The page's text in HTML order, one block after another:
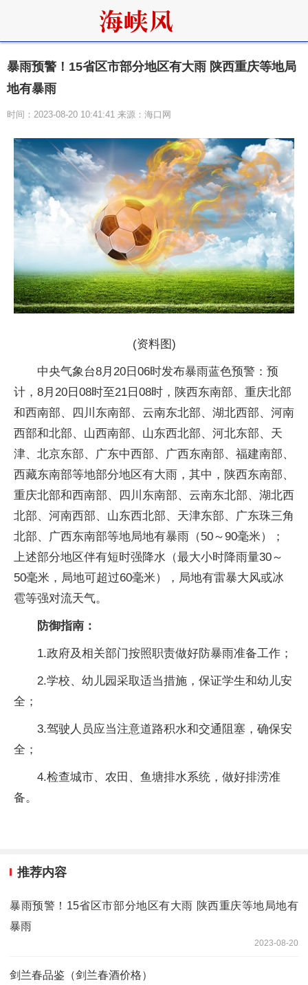
暴雨预警！15省区市部分地区有大雨 陕西重庆等地局
地有暴雨
时间：2023-08-20 10:41:41 来源：海口网
(资料图)
中央气象台8月20日06时发布暴雨蓝色预警：预
计，8月20日08时至21日08时，陕西东南部、重庆北部
和西南部、四川东南部、云南东北部、湖北西部、河南
西部和北部、山西南部、山东西北部、河北东部、天
津、北京东部、广东中西部、广西东南部、福建南部、
西藏东南部等地部分地区有大雨，其中，陕西东南部、
重庆北部和西南部、四川东南部、云南东北部、湖北西
北部、河南西部、山东西北部、天津东部、广东珠三角
北部、广西东南部等地局地有暴雨（50～90毫米）；
上述部分地区伴有短时强降水（最大小时降雨量30～
50毫米，局地可超过60毫米），局地有雷暴大风或冰
雹等强对流天气。
防御指南：
1.政府及相关部门按照职责做好防暴雨准备工作；
2.学校、幼儿园采取适当措施，保证学生和幼儿安
全；
3.驾驶人员应当注意道路积水和交通阻塞，确保安
全；
4.检查城市、农田、鱼塘排水系统，做好排涝准
备。
推荐内容
暴雨预警！15省区市部分地区有大雨 陕西重庆等地局地有
暴雨
2023-08-20
剑兰春品鉴（剑兰春酒价格）